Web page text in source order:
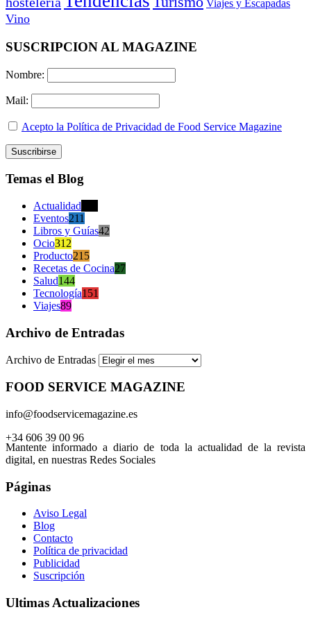
Viajes y Escapadas
Vino
SUSCRIPCION AL MAGAZINE
Nombre:
Mail:
Acepto la Política de Privacidad de Food Service Magazine
Temas el Blog
Actualidad
Eventos211
Libros y Guías42
Ocio312
Producto215
Recetas de Cocina27
Salud144
Tecnología151
Viajes89
Archivo de Entradas
Archivo de Entradas
FOOD SERVICE MAGAZINE
info@foodservicemagazine.es
+34 606 39 00 96
Mantente informado a diario de toda la actualidad de la revista
digital, en nuestras Redes Sociales
Páginas
Aviso Legal
Blog
Contacto
Política de privacidad
Publicidad
Suscripción
Ultimas Actualizaciones